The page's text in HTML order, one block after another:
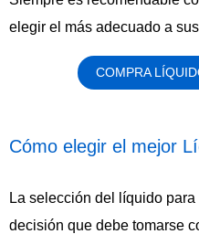
elegir el más adecuado a
COMPRA
Cómo elegir el mejor
La selección del líquido
decisión que debe tomarse